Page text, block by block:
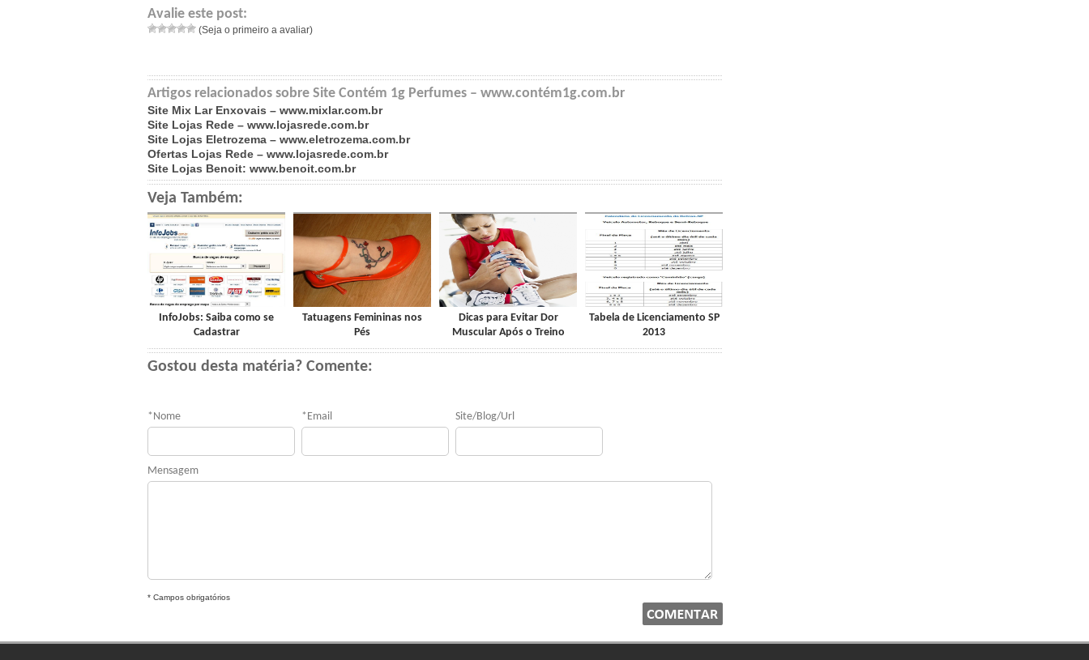
Avalie este post:
(Seja o primeiro a avaliar)
Artigos relacionados sobre Site Contém 1g Perfumes – www.contém1g.com.br
Site Mix Lar Enxovais – www.mixlar.com.br
Site Lojas Rede – www.lojasrede.com.br
Site Lojas Eletrozema – www.eletrozema.com.br
Ofertas Lojas Rede – www.lojasrede.com.br
Site Lojas Benoit: www.benoit.com.br
Veja Também:
InfoJobs: Saiba como se
Cadastrar
Tatuagens Femininas nos
Pés
Dicas para Evitar Dor
Muscular Após o Treino
Tabela de Licenciamento SP
2013
Gostou desta matéria? Comente:
* Nome * Email Site/Blog/Url
Mensagem
* Campos obrigatórios